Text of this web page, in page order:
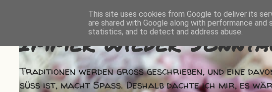
Immer wieder
Traditionen werden groß geschrieben, und eine
süß ist, macht Spaß. Deshalb dachte ich mir, es
This site uses cookies from Google to deliver its
are shared with Google along with performance
statistics, and to detect and address abuse.